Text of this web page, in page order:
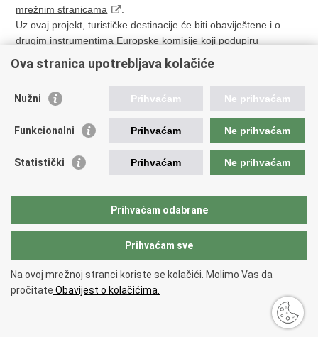
mrežnim stranicama
Uz ovaj projekt, turističke destinacije će biti obaviještene i o
drugim instrumentima Europske komisije koji podupiru
aktivnosti učenja javnih uprava, a koji uključuju studijske
posjete, stručne misije i radionice - poput alata TAIEX-EIR
(regionalna tehnička pomoć).
Stranica
stranicuna
na
Copyright © 2026 Ministarstvo turizma i sporta Republike Hrvatske.
korištenja.Izjava o pristupačnosti.
Ova stranica upotrebljava kolačiće
Nužni Prihvaćam Ne prihvaćam
Funkcionalni Prihvaćam Ne prihvaćam
Statistički Prihvaćam Ne prihvaćam
Prihvaćam odabrane
Prihvaćam sve
Na ovoj mrežnoj stranci koriste se kolačići. Molimo Vas da
pročitate Obavijest o kolačićima.